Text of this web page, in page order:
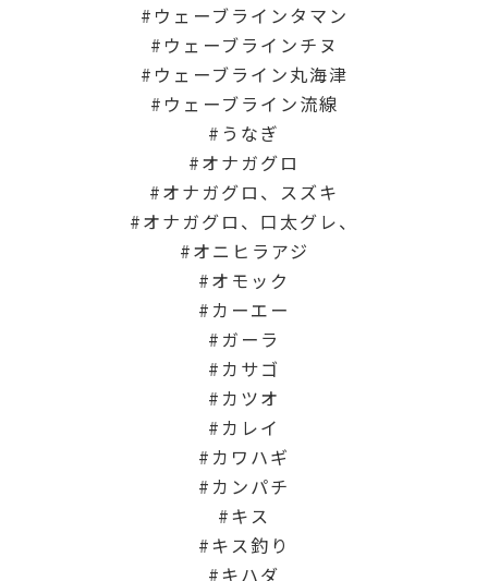
ウェーブラインタマン
ウェーブラインチヌ
ウェーブライン丸海津
ウェーブライン流線
うなぎ
オナガグロ
オナガグロ、スズキ
オナガグロ、口太グレ、
オニヒラアジ
オモック
カーエー
ガーラ
カサゴ
カツオ
カレイ
カワハギ
カンパチ
キス
キス釣り
キハダ